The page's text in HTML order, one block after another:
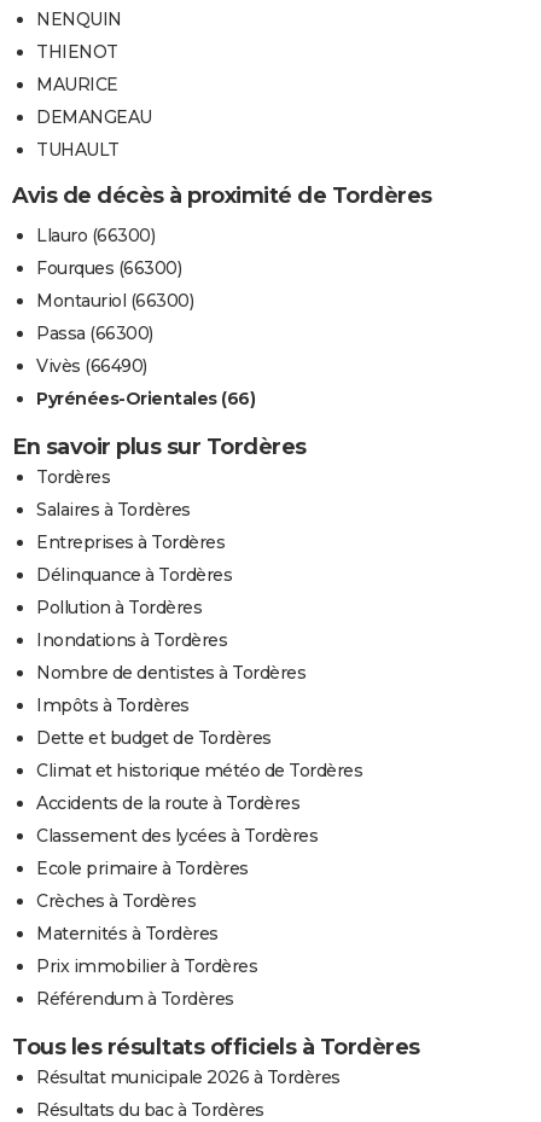
NENQUIN
THIENOT
MAURICE
DEMANGEAU
TUHAULT
Avis de décès à proximité de Tordères
Llauro (66300)
Fourques (66300)
Montauriol (66300)
Passa (66300)
Vivès (66490)
Pyrénées-Orientales (66)
En savoir plus sur Tordères
Tordères
Salaires à Tordères
Entreprises à Tordères
Délinquance à Tordères
Pollution à Tordères
Inondations à Tordères
Nombre de dentistes à Tordères
Impôts à Tordères
Dette et budget de Tordères
Climat et historique météo de Tordères
Accidents de la route à Tordères
Classement des lycées à Tordères
Ecole primaire à Tordères
Crèches à Tordères
Maternités à Tordères
Prix immobilier à Tordères
Référendum à Tordères
Tous les résultats officiels à Tordères
Résultat municipale 2026 à Tordères
Résultats du bac à Tordères